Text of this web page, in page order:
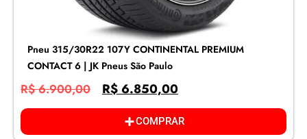
Pneu 315/30R22 107Y CONTINENTAL PREMIUM
CONTACT 6 | JK Pneus São Paulo
R$6.900,00 R$ 6.850,00
COMPRAR